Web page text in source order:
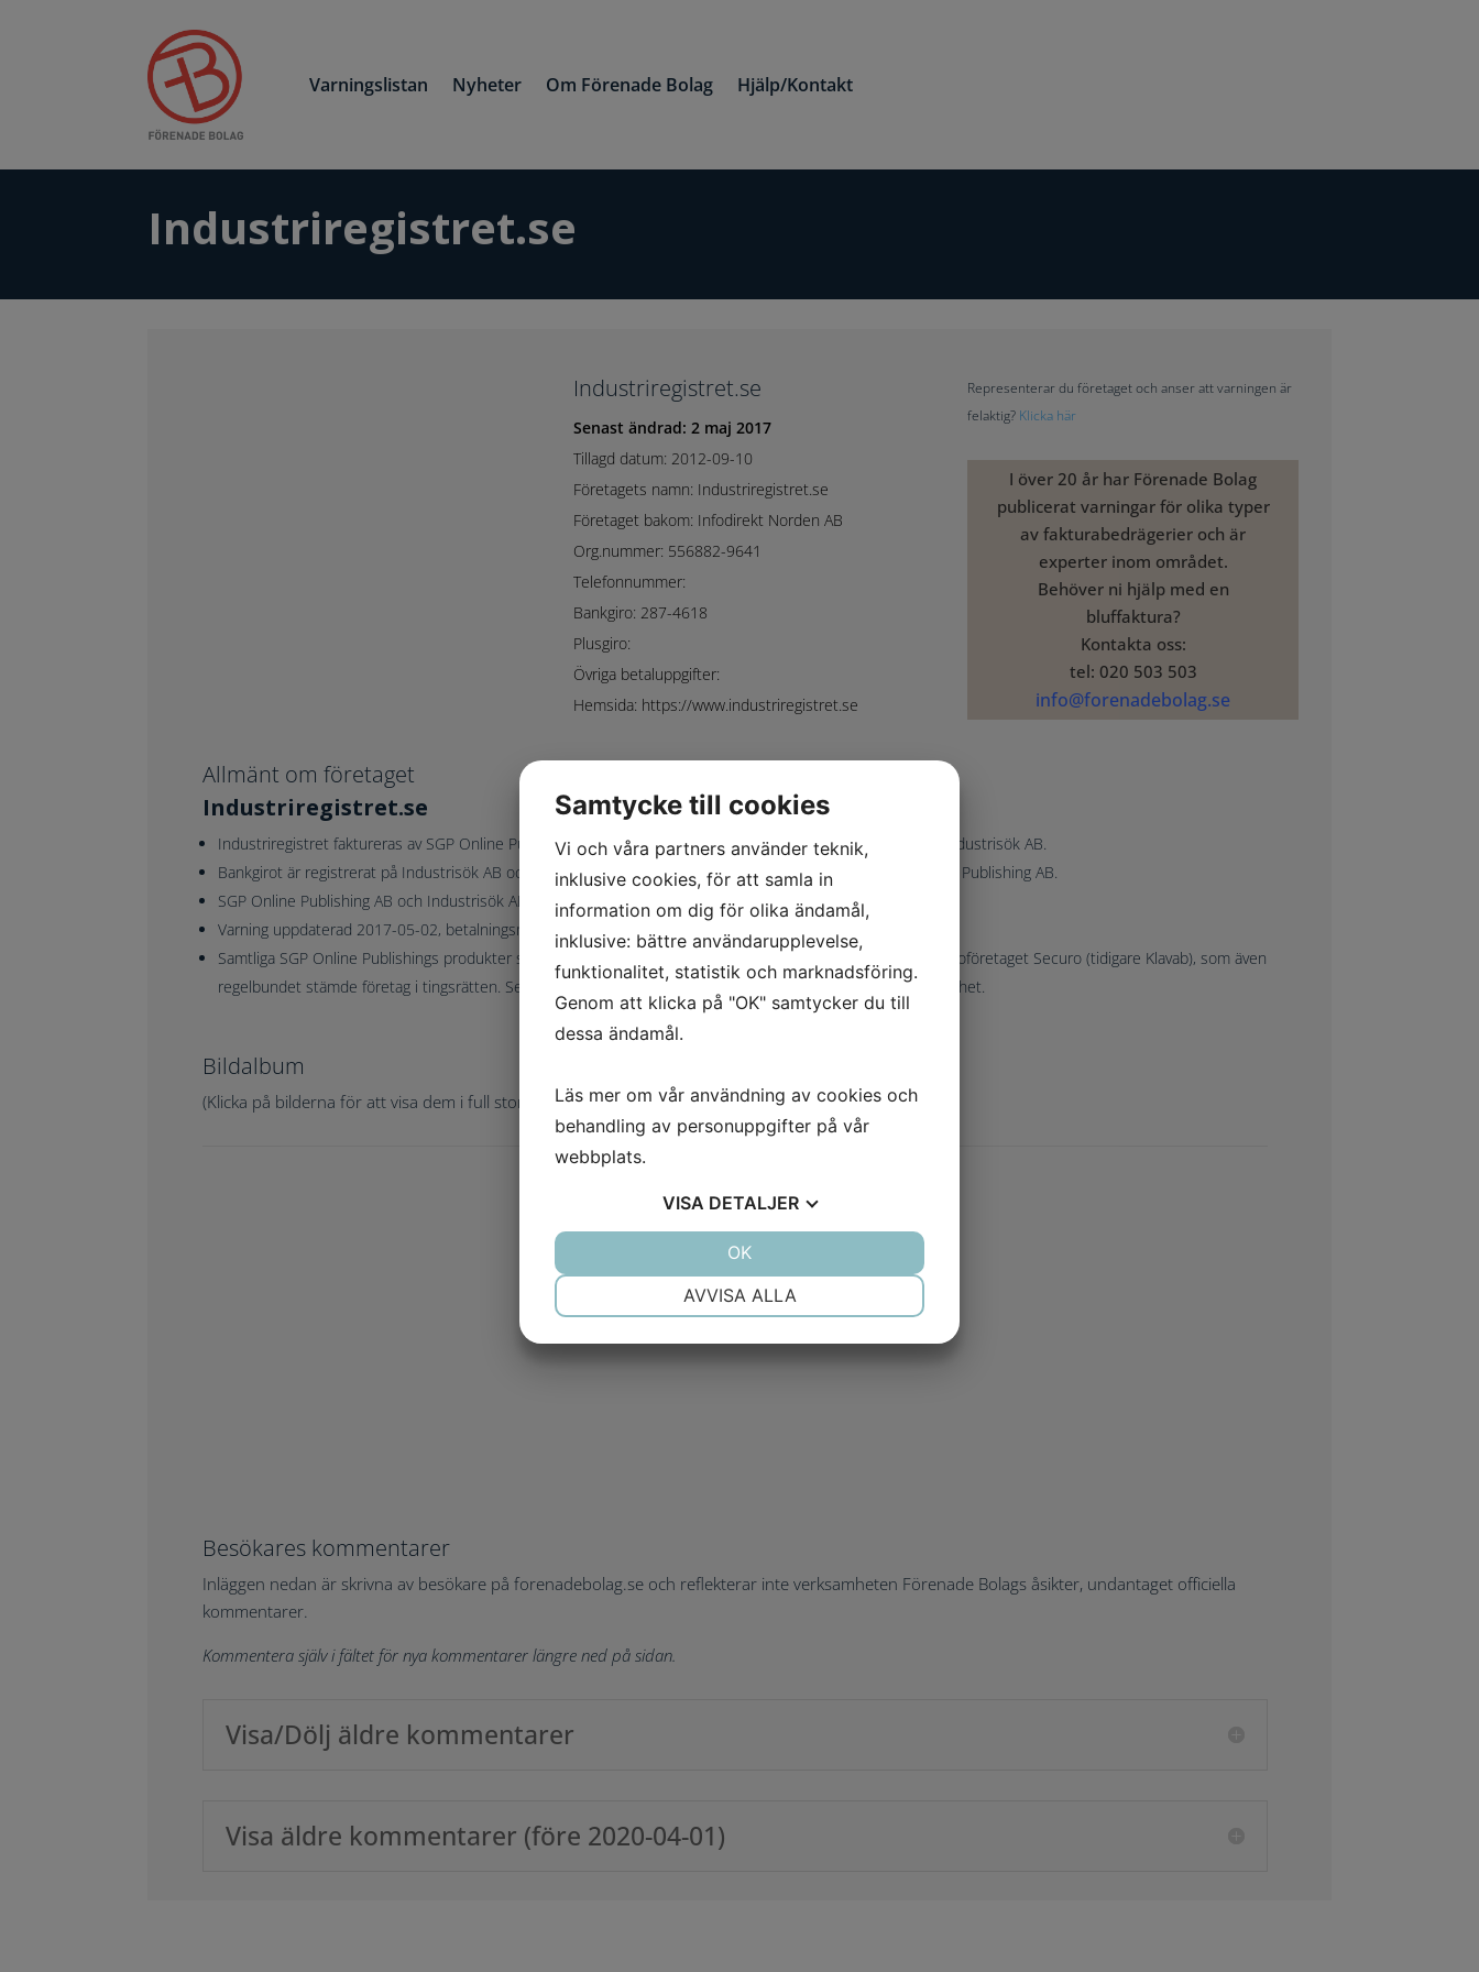
Varningslistan Nyheter Om Förenade Bolag Hjälp/Kontakt
Industriregistret.se
Industriregistret.se
Senast ändrad: 2 maj 2017
Tillagd datum: 2012-09-10
Företagets namn: Industriregistret.se
Företaget bakom: Infodirekt Norden AB
Org.nummer: 556882-9641
Telefonnummer:
Bankgiro: 287-4618
Plusgiro:
Övriga betaluppgifter:
Hemsida: https://www.industriregistret.se
Representerar du företaget och anser att varningen är
felaktig? Klicka här
I över 20 år har Förenade Bolag
publicerat varningar för olika typer
av fakturabedrägerier och är
experter inom området.
Behöver ni hjälp med en
bluffaktura?
Kontakta oss:
tel: 020 503 503
info@forenadebolag.se
Allmänt om företaget
Industriregistret.se
Industriregistret faktureras av SGP Online Publishing AB, som på industriregistret.se istället skrivs ut som
Industrisök AB.
Bankgirot är registrerat på Industrisök AB och organisationsnummer 556607-0735 – som går till SGP Online Publishing AB.
SGP Online Publishing AB och Industrisök AB använder samma postbox.
Varning uppdaterad 2017-05-02, betalningsmottagare ändrad till Infodirekt Norden AB
Samtliga SGP Online Publishings produkter såldes med inspelade orderunderlag och inkasserades av inkassoföretaget Securo (tidigare Klavab), som även
regelbundet stämde företag i tingsrätten. Securo tappade efter en tid tillståndet att bedriva inkassoverksamhet.
Bildalbum
(Klicka på bilderna för att visa dem i full storlek)
Besökares kommentarer
Inläggen nedan är skrivna av besökare på forenadebolag.se och reflekterar inte verksamheten Förenade Bolags åsikter, undantaget officiella
kommentarer.
Kommentera själv i fältet för nya kommentarer längre ned på sidan.
Visa/Dölj äldre kommentarer
Visa äldre kommentarer (före 2020-04-01)
Samtycke till cookies
Vi och våra partners använder teknik,
inklusive cookies, för att samla in
information om dig för olika ändamål,
inklusive: bättre användarupplevelse,
funktionalitet, statistik och marknadsföring.
Genom att klicka på "OK" samtycker du till
dessa ändamål.
Läs mer om vår användning av cookies och
behandling av personuppgifter på vår
webbplats.
VISA DETALJER
AVVISA ALLA
OK